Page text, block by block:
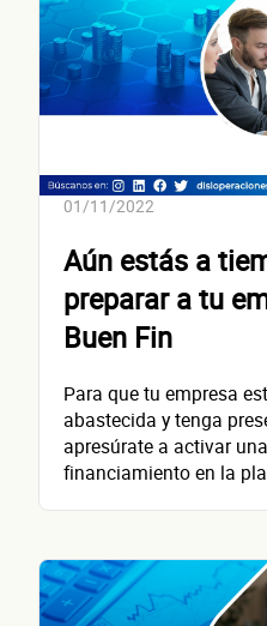
01/11/2022
Aún estás a
preparar a tu
Buen Fin
Para que tu empresa
abastecida y tenga
apresúrate a activar
financiamiento en la
No te preocupes, evaluamos cada
Nombre(s)
Primer apellido
Segundo apellido
Correo electrónico